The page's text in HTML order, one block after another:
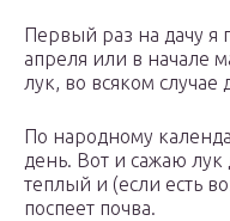
Первый раз на дачу я
апреля или в начале
лук, во всяком случае
По народному
день. Вот и сажаю
теплый и (если есть
поспеет почва.